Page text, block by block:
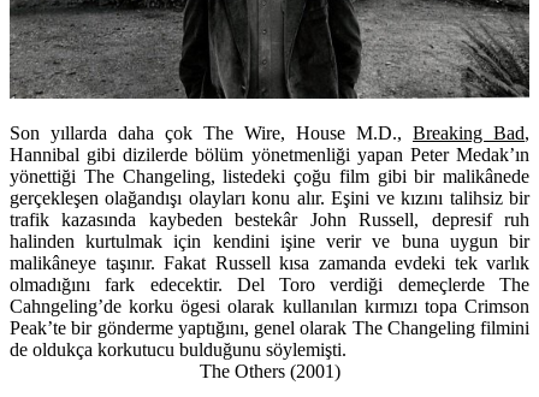
Son yıllarda daha çok The Wire, House M.D., Breaking Bad,
Hannibal gibi dizilerde bölüm yönetmenliği yapan Peter Medak’ın
yönettiği The Changeling, listedeki çoğu film gibi bir malikânede
gerçekleşen olağandışı olayları konu alır. Eşini ve kızını talihsiz bir
trafik kazasında kaybeden bestekâr John Russell, depresif ruh
halinden kurtulmak için kendini işine verir ve buna uygun bir
malikâneye taşınır. Fakat Russell kısa zamanda evdeki tek varlık
olmadığını fark edecektir. Del Toro verdiği demeçlerde The
Cahngeling’de korku ögesi olarak kullanılan kırmızı topa Crimson
Peak’te bir gönderme yaptığını, genel olarak The Changeling filmini
de oldukça korkutucu bulduğunu söylemişti.
The Others (2001)